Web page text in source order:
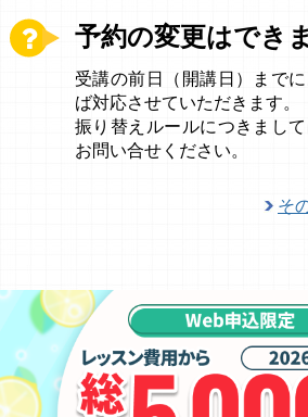
予約の変更はでき
受講の前日（開講日）まで
ば対応させていただきます。
振り替えルールにつきまし
お問い合せください。
そ